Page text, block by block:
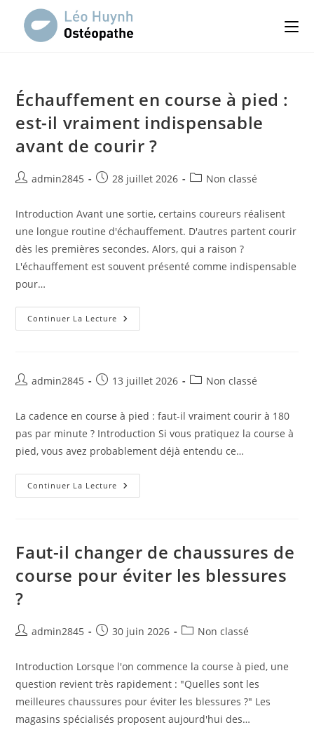
content
Échauffement en course à pied :
est-il vraiment indispensable
avant de courir ?
Auteur/autrice
la
publication :
admin2845
Publication
28 juillet 2026
PostNon classé
Introduction Avant une sortie, certains coureurs réalisent
une longue routine d'échauffement. D'autres partent courir
dès les premières secondes. Alors, qui a raison ?
L'échauffement est souvent présenté comme indispensable
pour…
Continuer La Lecture Échauffement
En
Est-
Il
Avant
De
Courir
?
Auteur/autrice
la
publication :
admin2845
Publication
13 juillet 2026
PostNon classé
La cadence en course à pied : faut-il vraiment courir à 180
pas par minute ? Introduction Si vous pratiquez la course à
pied, vous avez probablement déjà entendu ce…
Continuer La Lecture
Faut-il changer de chaussures de
course pour éviter les blessures
?
Auteur/autrice
la
publication :
admin2845
Publication
30 juin 2026
PostNon classé
Introduction Lorsque l'on commence la course à pied, une
question revient très rapidement : "Quelles sont les
meilleures chaussures pour éviter les blessures ?" Les
magasins spécialisés proposent aujourd'hui des…